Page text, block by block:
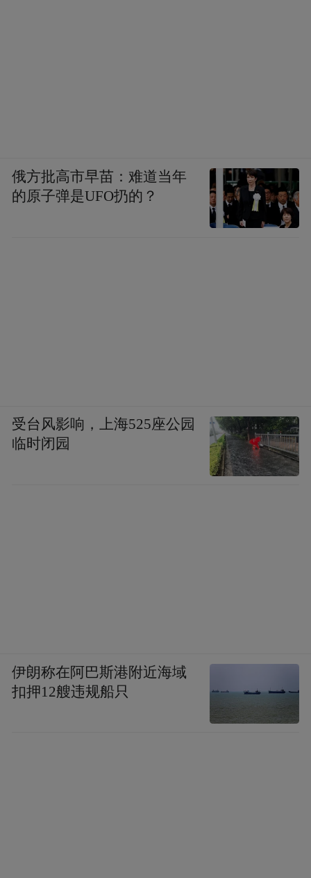
俄方批高市早苗：难道当年
的原子弹是UFO扔的？
受台风影响，上海525座公园
临时闭园
伊朗称在阿巴斯港附近海域
扣押12艘违规船只